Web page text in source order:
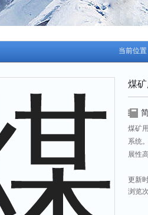
当前位置
煤
煤矿
系统
展性
更新
浏览